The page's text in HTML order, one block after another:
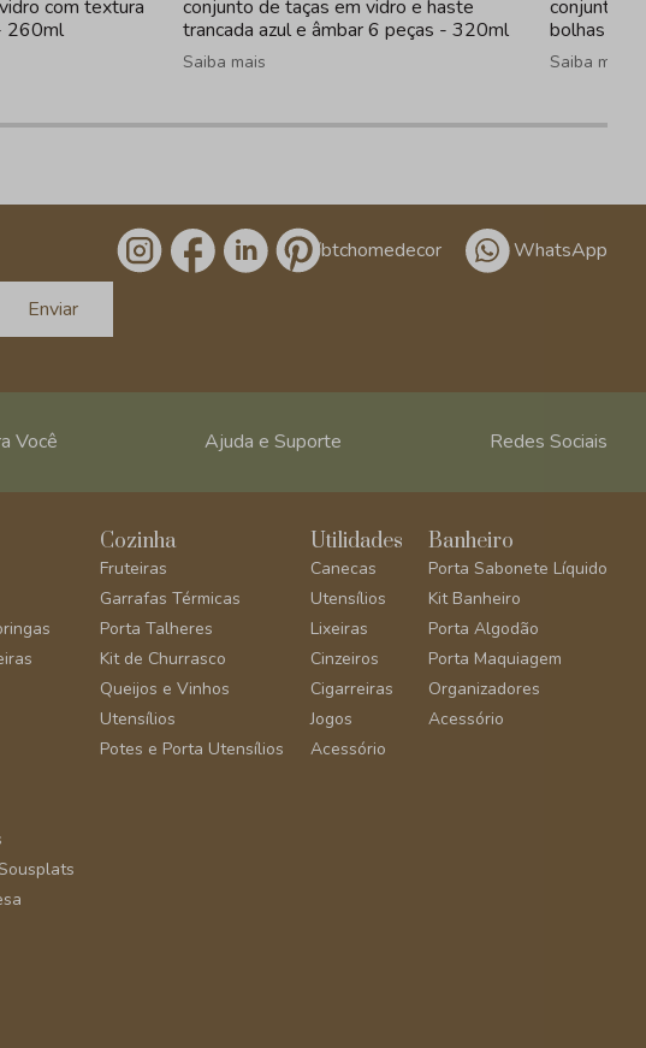
com textura
260ml
conjunto de taças em vidro e haste
trancada azul e âmbar 6 peças - 320ml
Saiba mais
conjunto
bolhas
Saiba mais
Enviar
/btchomedecor WhatsApp
Você Ajuda e Suporte Redes Sociais
Cozinha
Fruteiras
Garrafas Térmicas
Porta Talheres
Kit de Churrasco
Queijos e Vinhos
Utensílios
Potes e Porta Utensílios
Utilidades
Canecas
Utensílios
Lixeiras
Cinzeiros
Cigarreiras
Jogos
Acessório
Banheiro
Porta Sabonete Líquido
Kit Banheiro
Porta Algodão
Porta Maquiagem
Organizadores
Acessório